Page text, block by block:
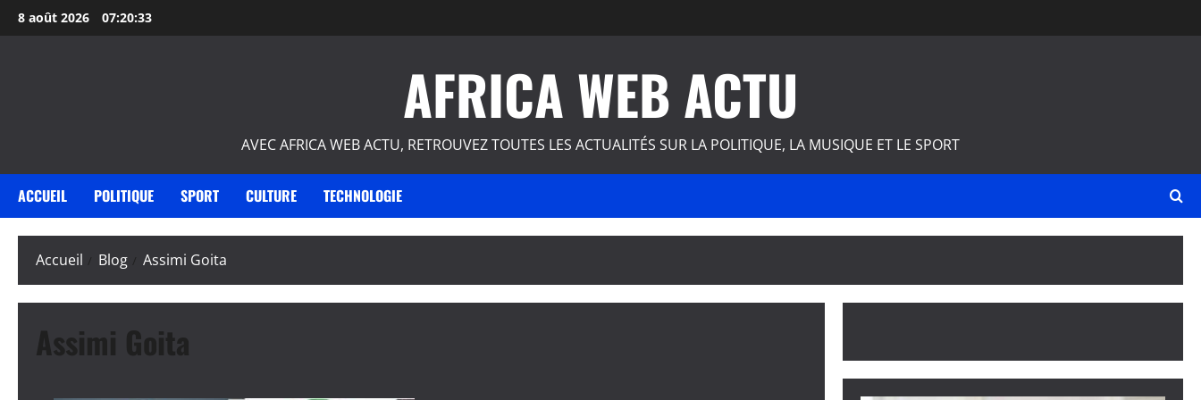
Aller
au
8 août 2026 07:20:34
AFRICA WEB ACTU
AVEC AFRICA WEB ACTU, RETROUVEZ TOUTES LES ACTUALITÉS SUR LA POLITIQUE, LA MUSIQUE ET LE SPORT
ACCUEIL POLITIQUE SPORT CULTURE TECHNOLOGIE
Accueil Blog Assimi Goita
Assimi Goita